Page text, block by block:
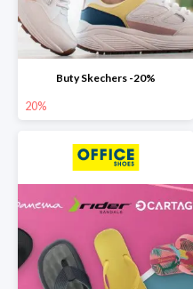
Buty Skechers -20%
20%